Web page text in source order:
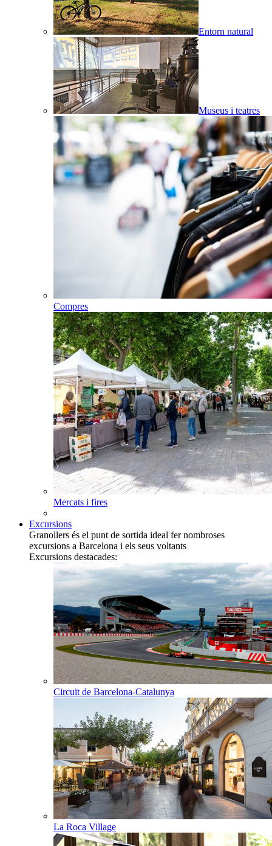
Entorn natural
Museus i teatres
Compres
Mercats i fires
Excursions
Granollers és el punt de sortida ideal fer nombroses
excursions a Barcelona i els seus voltants
Excursions destacades:
Circuit de Barcelona-Catalunya
La Roca Village